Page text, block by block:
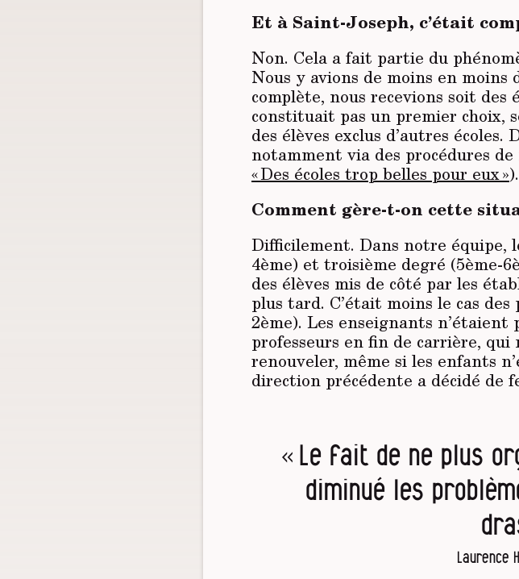
Et à Saint-Joseph, c’était
Non. Cela a fait partie du
Nous y avions de moins en moins
complète, nous recevions soit
constituait pas un premier choix,
des élèves exclus d’autres écoles.
notamment via des procédures
« Des écoles trop belles pour eux »).
Comment gère-t-on cette
Difficilement. Dans notre équipe,
4ème) et troisième degré (5ème-
des élèves mis de côté par les
plus tard. C’était moins le cas
2ème). Les enseignants
professeurs en fin de carrière, qui
renouveler, même si les enfants
direction précédente a décidé de
« Le fait de ne plus
diminué les
Laurence